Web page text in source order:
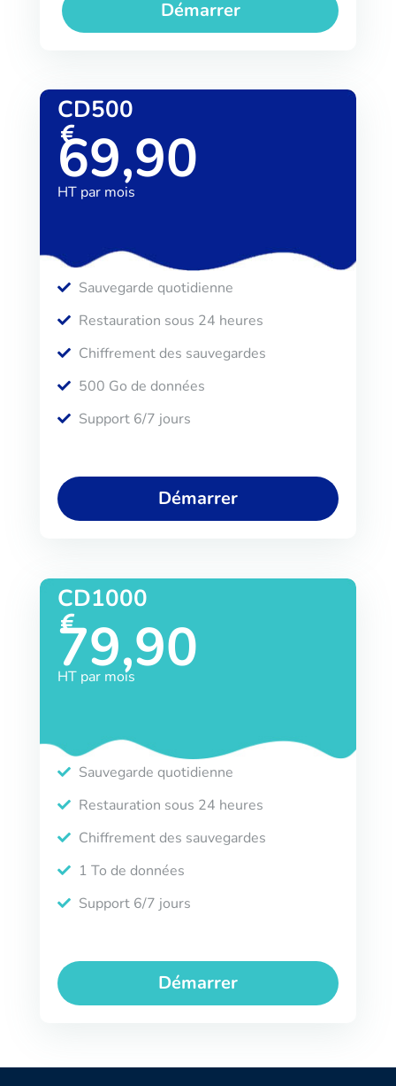
Démarrer
CD500
69,90
HT par mois
Sauvegarde quotidienne
Restauration sous 24 heures
Chiffrement des sauvegardes
500 Go de données
Support 6/7 jours
Démarrer
CD1000
79,90
HT par mois
Sauvegarde quotidienne
Restauration sous 24 heures
Chiffrement des sauvegardes
1 To de données
Support 6/7 jours
Démarrer